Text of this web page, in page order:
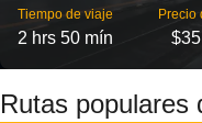
Tiempo de viaje
2 hrs 50 mín
Precio
$35
Rutas populares